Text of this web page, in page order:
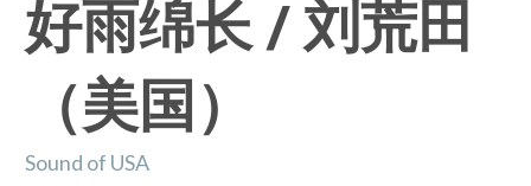
好雨绵长 / 刘荒田
（美国）
Sound of USA